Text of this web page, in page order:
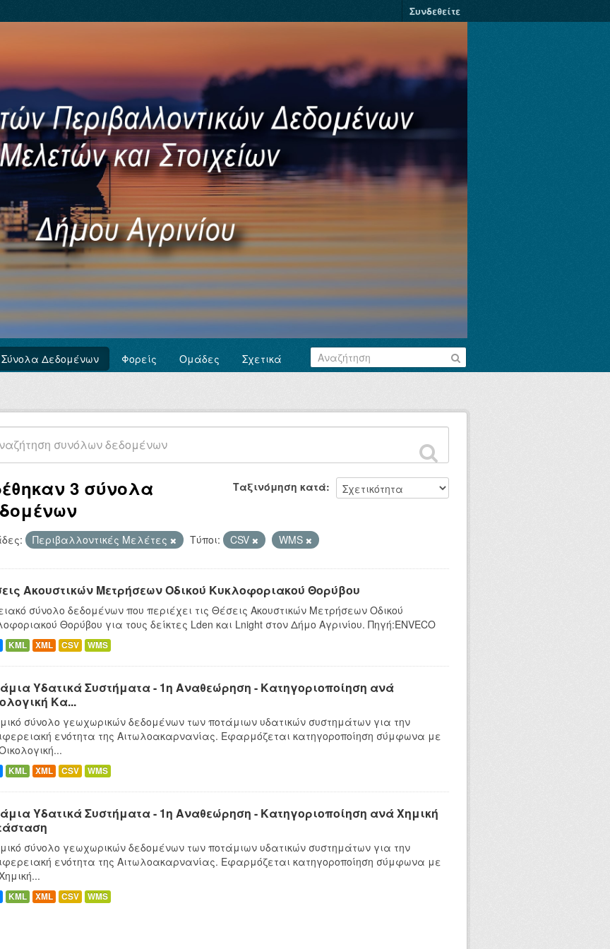
Συνδεθείτε
Σύνολα Δεδομένων Φορείς Ομάδες Σχετικά
Ταξινόμηση κατά
3 σύνολα
Περιβαλλοντικές Μελέτες Τύποι: CSV WMS
Ακουστικών Μετρήσεων Οδικού Κυκλοφοριακού Θορύβου
σύνολο δεδομένων που περιέχει τις Θέσεις Ακουστικών Μετρήσεων Οδικού
Θορύβου για τους δείκτες Lden και Lnight στον Δήμο Αγρινίου. Πηγή:ENVECO
KML XML CSV WMS
Υδατικά Συστήματα - 1η Αναθεώρηση - Κατηγοριοποίηση ανά
Κα...
σύνολο γεωχωρικών δεδομένων των ποτάμιων υδατικών συστημάτων για την
ενότητα της Αιτωλοακαρνανίας. Εφαρμόζεται κατηγοροποίηση σύμφωνα με
KML XML CSV WMS
Υδατικά Συστήματα - 1η Αναθεώρηση - Κατηγοριοποίηση ανά Χημική
σύνολο γεωχωρικών δεδομένων των ποτάμιων υδατικών συστημάτων για την
ενότητα της Αιτωλοακαρνανίας. Εφαρμόζεται κατηγοροποίηση σύμφωνα με
KML XML CSV WMS